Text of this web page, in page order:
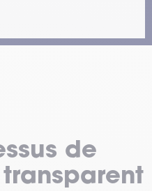
de